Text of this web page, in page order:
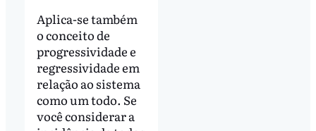
Aplica-se também
o conceito de
progressividade e
regressividade em
relação ao sistema
como um todo. Se
você considerar a